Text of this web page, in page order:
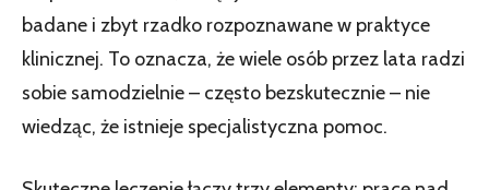
badane i zbyt rzadko rozpoznawane w praktyce
klinicznej. To oznacza, że wiele osób przez lata radzi
sobie samodzielnie – często bezskutecznie – nie
wiedząc, że istnieje specjalistyczna pomoc.